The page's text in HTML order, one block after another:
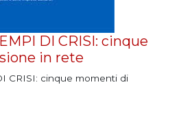
DI CRISI: cinque
in rete
CRISI: cinque momenti di